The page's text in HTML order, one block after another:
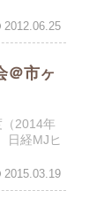
2012.06.25
＠市ヶ
（2014年
日経MJヒ
2015.03.19